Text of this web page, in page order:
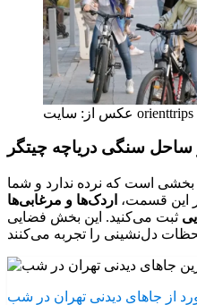
عکس از: سایت orienttrips
ساحل سنگی دریاچه چیتگر
بخشی است که نرده ندارد و شما
این قسمت، اردک‌ها و مرغابی‌ها
ثبت می‌کنید. این بخش فضایی